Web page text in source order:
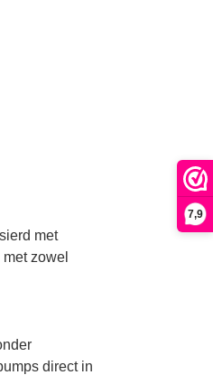
7,9
met
zowel
direct in